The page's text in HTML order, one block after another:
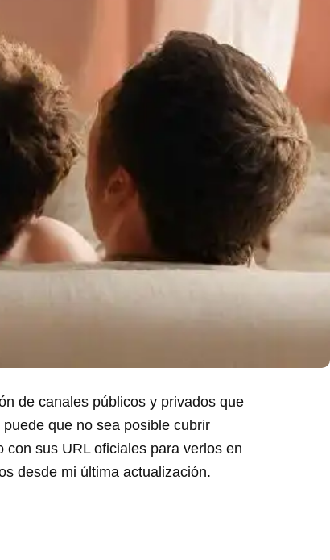
de canales públicos y privados que
puede que no sea posible cubrir
sus URL oficiales para verlos en
desde mi última actualización.